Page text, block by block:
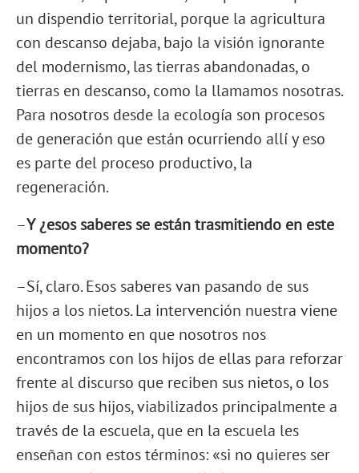
un dispendio territorial, porque la agricultura
con descanso dejaba, bajo la visión ignorante
del modernismo, las tierras abandonadas, o
tierras en descanso, como la llamamos nosotras.
Para nosotros desde la ecología son procesos
de generación que están ocurriendo allí y eso
es parte del proceso productivo, la
regeneración.
–Y ¿esos saberes se están trasmitiendo en este
momento?
–Sí, claro. Esos saberes van pasando de sus
hijos a los nietos. La intervención nuestra viene
en un momento en que nosotros nos
encontramos con los hijos de ellas para reforzar
frente al discurso que reciben sus nietos, o los
hijos de sus hijos, viabilizados principalmente a
través de la escuela, que en la escuela les
enseñan con estos términos: «si no quieres ser